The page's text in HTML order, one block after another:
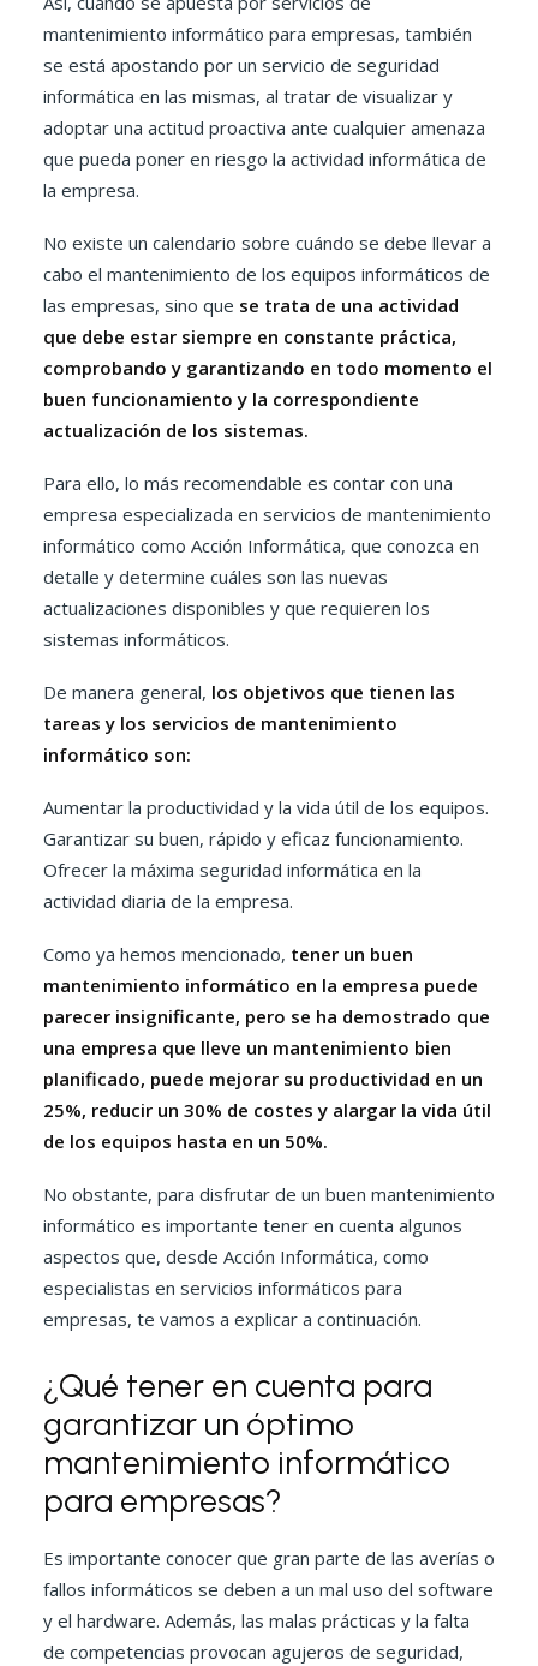
mantenimiento informático para empresas, también
se está apostando por un servicio de seguridad
informática en las mismas, al tratar de visualizar y
adoptar una actitud proactiva ante cualquier amenaza
que pueda poner en riesgo la actividad informática de
la empresa.
No existe un calendario sobre cuándo se debe llevar a
cabo el mantenimiento de los equipos informáticos de
las empresas, sino que se trata de una actividad
que debe estar siempre en constante práctica,
comprobando y garantizando en todo momento el
buen funcionamiento y la correspondiente
actualización de los sistemas.
Para ello, lo más recomendable es contar con una
empresa especializada en servicios de mantenimiento
informático como Acción Informática, que conozca en
detalle y determine cuáles son las nuevas
actualizaciones disponibles y que requieren los
sistemas informáticos.
De manera general, los objetivos que tienen las
tareas y los servicios de mantenimiento
informático son:
Aumentar la productividad y la vida útil de los equipos.
Garantizar su buen, rápido y eficaz funcionamiento.
Ofrecer la máxima seguridad informática en la
actividad diaria de la empresa.
Como ya hemos mencionado, tener un buen
mantenimiento informático en la empresa puede
parecer insignificante, pero se ha demostrado que
una empresa que lleve un mantenimiento bien
planificado, puede mejorar su productividad en un
25%, reducir un 30% de costes y alargar la vida útil
de los equipos hasta en un 50%.
No obstante, para disfrutar de un buen mantenimiento
informático es importante tener en cuenta algunos
aspectos que, desde Acción Informática, como
especialistas en servicios informáticos para
empresas, te vamos a explicar a continuación.
¿Qué tener en cuenta para
garantizar un óptimo
mantenimiento informático
para empresas?
Es importante conocer que gran parte de las averías o
fallos informáticos se deben a un mal uso del software
y el hardware. Además, las malas prácticas y la falta
de competencias provocan agujeros de seguridad,